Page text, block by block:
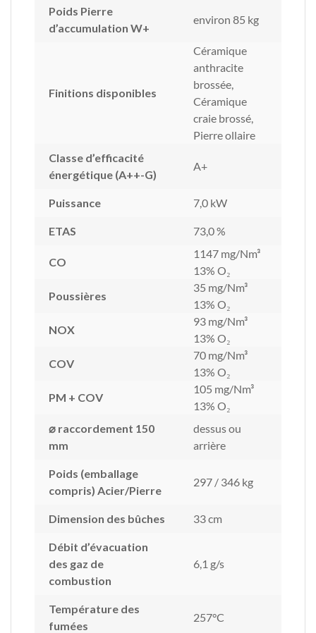
Poids Pierre
d’accumulation W+
environ 85 kg
Finitions disponibles
Céramique
anthracite
brossée,
Céramique
craie brossé,
Pierre ollaire
Classe d’efficacité
énergétique (A++-G)
A+
Puissance 7,0 kW
ETAS 73,0 %
CO
1147 mg/Nm³
13% O₂
Poussières
35 mg/Nm³
13% O₂
NOX
93 mg/Nm³
13% O₂
COV
70 mg/Nm³
13% O₂
PM + COV
105 mg/Nm³
13% O₂
⌀ raccordement 150
mm
dessus ou
arrière
Poids (emballage
compris) Acier/Pierre
297 / 346 kg
Dimension des bûches 33 cm
Débit d’évacuation
des gaz de
combustion
6,1 g/s
Température des
fumées
257°C